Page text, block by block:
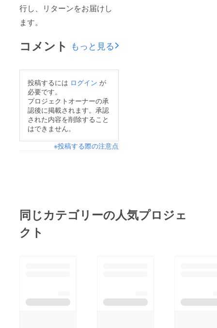
行し、リターンをお届けし
ます。
コメント もっと見る
投稿するには ログイン が
必要です。
プロジェクトオーナーの承
認後に掲載されます。承認
された内容を削除すること
はできません。
※投稿する際の注意点
同じカテゴリーの人気プロジェ
クト